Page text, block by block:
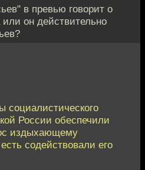
в превью говорит о
или он действительно
социалистического
России обеспечили
издыхающему
содействовали его